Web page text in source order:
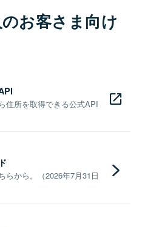
お客さま向け
住所を取得できる公式API
らから。（2026年7月31日